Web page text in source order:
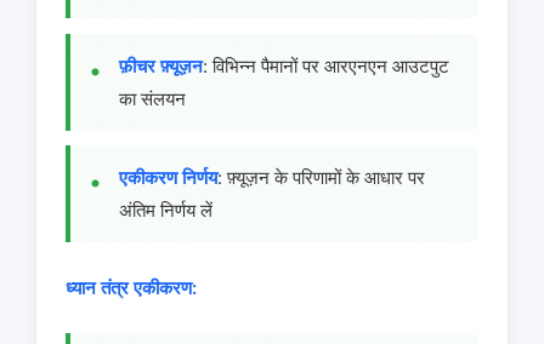
फ़ीचर फ़्यूज़न: विभिन्न पैमानों पर आरएनएन आउटपुट
का संलयन
एकीकरण निर्णय: फ़्यूज़न के परिणामों के आधार पर
अंतिम निर्णय लें
ध्यान तंत्र एकीकरण: